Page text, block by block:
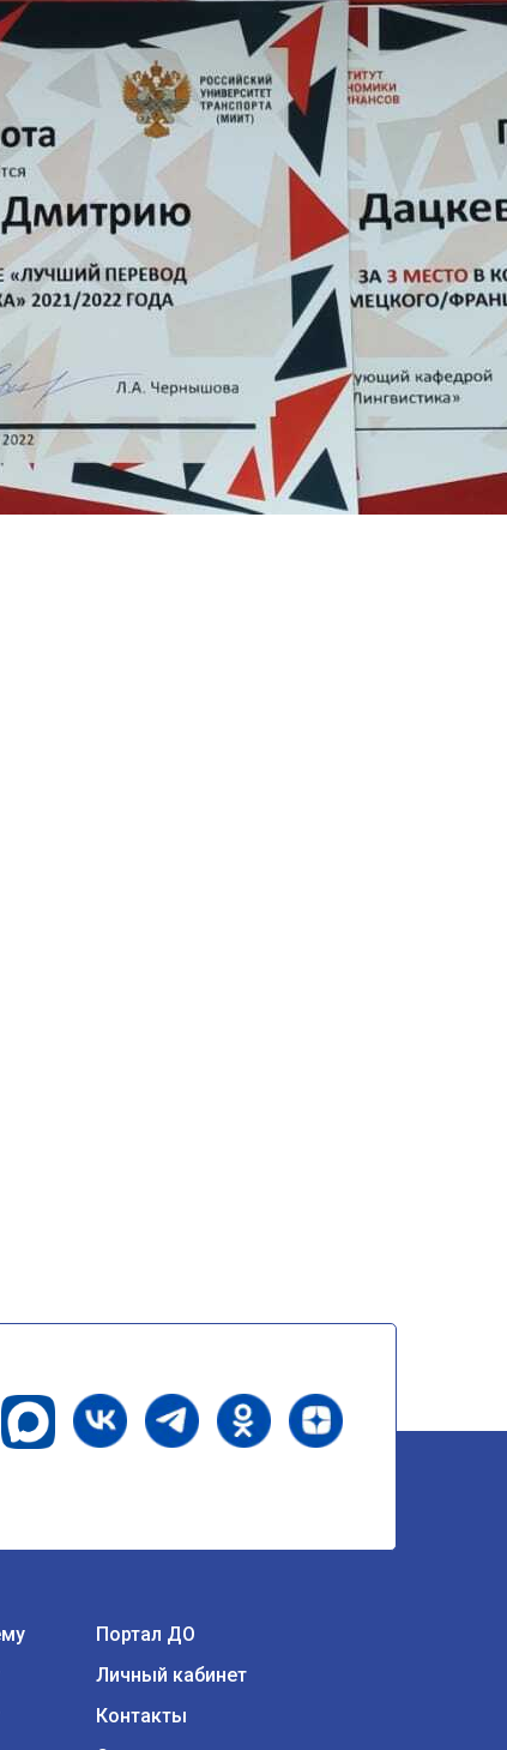
Портал ДО
Личный кабинет
Контакты